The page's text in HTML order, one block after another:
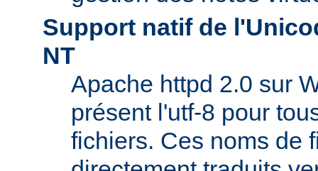
Support natif de
NT
Apache httpd 2.0 sur
présent l'utf-8 pour
fichiers. Ces noms de